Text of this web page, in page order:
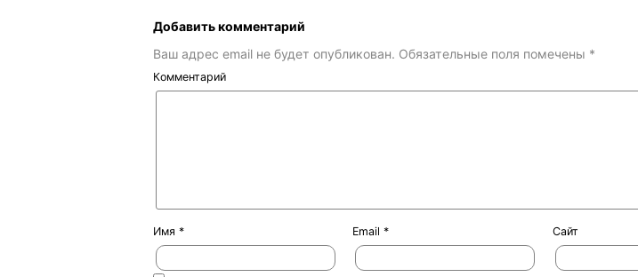
Добавить комментарий
Ваш адрес email не будет опубликован. Обязательные поля помечены *
Комментарий
Имя * Email* Сайт